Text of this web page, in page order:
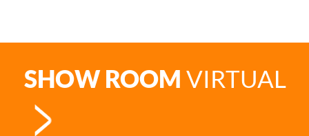
SHOW ROOM VIRTUAL